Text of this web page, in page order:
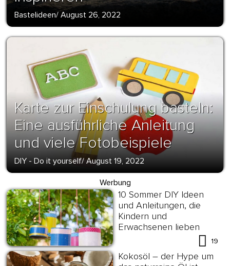
Bastelideen/ August 26, 2022
Karte zur Einschulung basteln:
Eine ausführliche Anleitung
und viele Fotobeispiele
DIY - Do it yourself/August 19, 2022
Werbung
10 Sommer DIY Ideen
und Anleitungen, die
Kindern und
Erwachsenen lieben
19
Kokosöl – der Hype um